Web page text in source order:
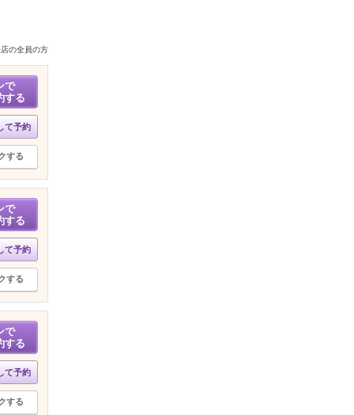
の全員の方
で
する
て予約
する
で
する
て予約
する
で
する
て予約
する